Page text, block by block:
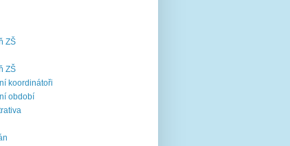
ZŠ
ZŠ
koordinátoři
období